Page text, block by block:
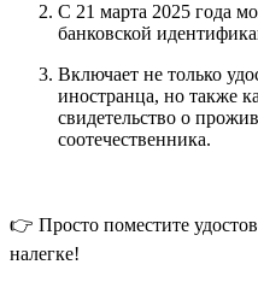
С 21 марта 2025 года
банковской
Включает не только
иностранца, но также
свидетельство о
соотечественника.
👉 Просто поместите
налегке!